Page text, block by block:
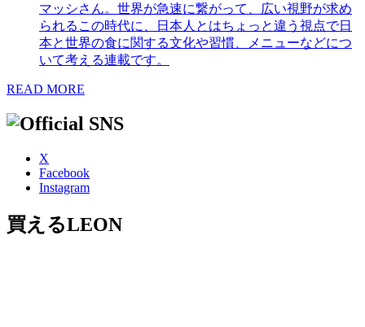
マッシさん。世界が急速に繋がって、広い視野が求め
られるこの時代に、日本人とはちょっと違う視点で日
本と世界の食に関する文化や習慣、メニューなどにつ
いて考える連載です。
READ MORE
X
Facebook
Instagram
買えるLEON